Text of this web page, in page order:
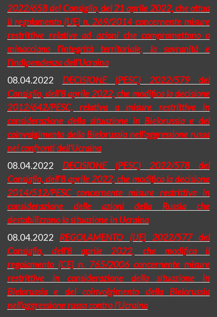
2022/658 del Consiglio, del 21 aprile 2022, che attua
il regolamento (UE) n. 269/2014 concernente misure
restrittive relative ad azioni che compromettono o
minacciano l’integrità territoriale, la sovranità e
l’indipendenza dell’Ucraina
08.04.2022
DECISIONE (PESC) 2022/579 del
Consiglio, dell'8 aprile 2022, che modifica la decisione
2012/642/PESC, relativa a misure restrittive in
considerazione della situazione in Bielorussia e del
coinvolgimento della Bielorussia nell'aggressione russa
nei confronti dell'Ucraina
08.04.2022
DECISIONE (PESC) 2022/578 del
Consiglio, dell'8 aprile 2022, che modifica la decisione
2014/512/PESC concernente misure restrittive in
considerazione delle azioni della Russia che
destabilizzano la situazione in Ucraina
08.04.2022
REGOLAMENTO (UE) 2022/577 del
Consiglio, dell'8 aprile 2022, che modifica il
regolamento (CE) n. 765/2006 concernente misure
restrittive in considerazione della situazione in
Bielorussia e del coinvolgimento della Bielorussia
nell'aggressione russa contro l'Ucraina